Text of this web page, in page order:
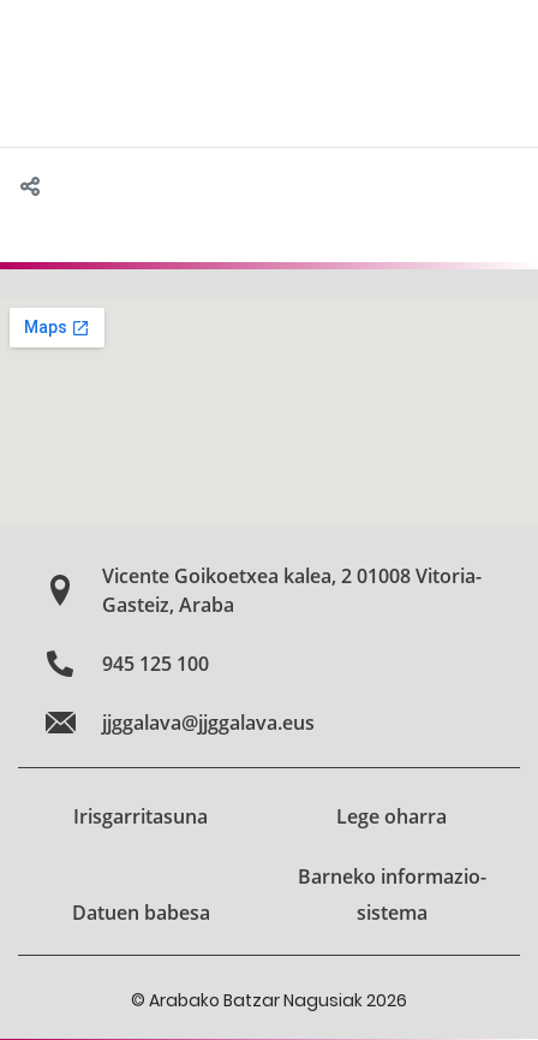
Vicente Goikoetxea kalea, 2 01008 Vitoria-
Gasteiz, Araba
945 125 100
jjggalava@jjggalava.eus
Irisgarritasuna Lege oharra
Datuen babesa
Barneko informazio-
sistema
© Arabako Batzar Nagusiak 2026